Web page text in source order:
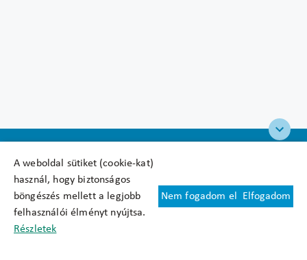
A weboldal sütiket (cookie-kat)
használ, hogy biztonságos
böngészés mellett a legjobb
felhasználói élményt nyújtsa.
Részletek
Nem fogadom el Elfogadom
Felhasználási feltételek